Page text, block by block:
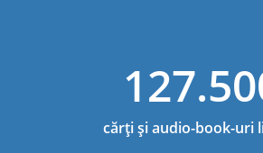
cărți și audio-book-uri